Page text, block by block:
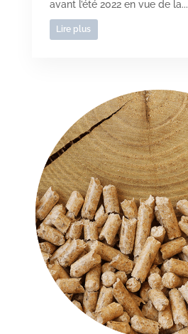
avant l’été 2022 en vue de la...
Lire plus